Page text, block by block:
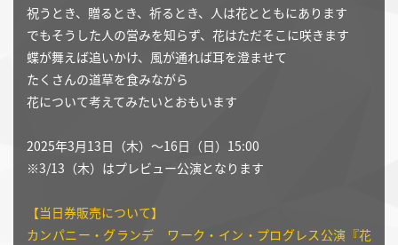
祝うとき、贈るとき、祈るとき、人は花とともにあります
でもそうした人の営みを知らず、花はただそこに咲きます
蝶が舞えば追いかけ、風が通れば耳を澄ませて
たくさんの道草を食みながら
花について考えてみたいとおもいます
2025年3月13日（木）～16日（日）15:00
※3/13（木）はプレビュー公演となります
【当日券販売について】
カンパニー・グランデ ワーク・イン・プログレス公演『花